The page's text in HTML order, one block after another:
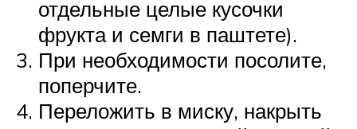
отдельные целые кусочки
фрукта и семги в паштете).
При необходимости посолите,
поперчите.
Переложить в миску, накрыть